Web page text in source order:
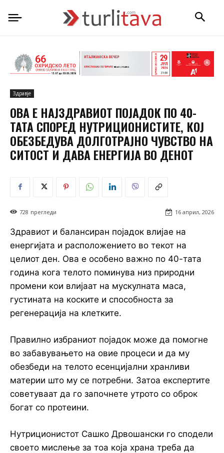
Здравје
ОВА Е НАЈЗДРАВИОТ ПОЈАДОК ПО 40-
ТАТА СПОРЕД НУТРИЦИОНИСТИТЕ, КОЈ
ОБЕЗБЕДУВА ДОЛГОТРАЈНО ЧУВСТВО НА
СИТОСТ И ДАВА ЕНЕРГИЈА ВО ДЕНОТ
16 април, 2026
728 прегледи
Здравиот и балансиран појадок влијае на
енергијата и расположението во текот на
целиот ден. Ова е особено важно по 40-тата
година кога телото поминува низ природни
промени кои влијаат на мускулната маса,
густината на коските и способноста за
регенерација на клетките.
Правилно избраниот појадок може да помогне
во забавувањето на овие процеси и да му
обезбеди на телото есенцијални хранливи
материи што му се потребни. Затоа експертите
советуваат да го започнете утрото со оброк
богат со протеини.
Нутриционистот Сашко Дрвошански го сподели
своето мислење за тоа која храна треба да